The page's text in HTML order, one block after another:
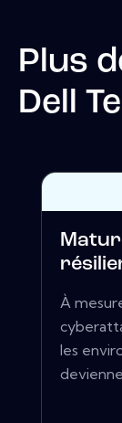
Plus
Dell
À
les